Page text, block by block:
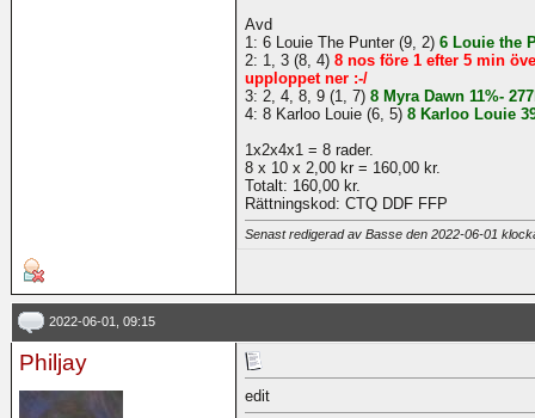
Avd
1: 6 Louie The Punter (9, 2) 6 Louie the
2: 1, 3 (8, 4) 8 nos före 1 efter 5 min
upploppet ner :-/
3: 2, 4, 8, 9 (1, 7) 8 Myra Dawn 11%-
4: 8 Karloo Louie (6, 5) 8 Karloo Louie
1x2x4x1 = 8 rader.
8 x 10 x 2,00 kr = 160,00 kr.
Totalt: 160,00 kr.
Rättningskod: CTQ DDF FFP
Senast redigerad av Basse den 2022-06-01
2022-06-01, 09:15
Philjay
edit